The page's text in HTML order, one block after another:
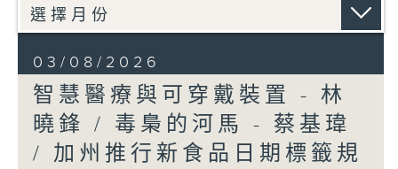
03/08/2026
智慧醫療與可穿戴裝置 - 林
曉鋒 / 毒梟的河馬 - 蔡基瑋
/ 加州推行新食品日期標籤規